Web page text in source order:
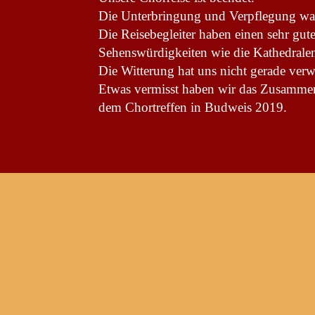
Die Unterbringung und Verpflegung
Die Reisebegleiter haben einen sehr
Sehenswürdigkeiten wie die
Die Witterung hat uns nicht gerade
Etwas vermisst haben wir das
dem Chortreffen in Budweis 2019.